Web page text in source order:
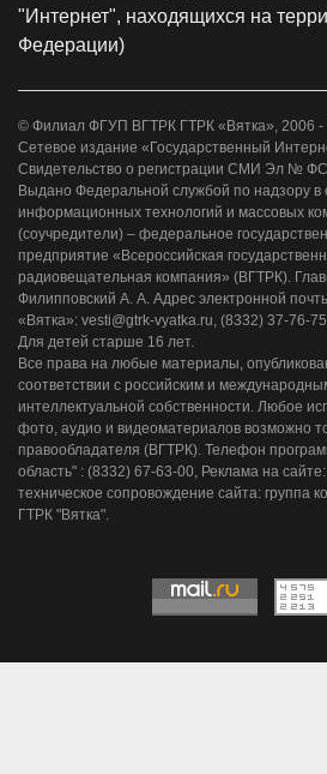
"Интернет", находящихся на
Федерации)
© Филиал ФГУП ВГТРК ГТРК «Вятка», 2006 -
Сетевое издание «Государственный
Свидетельство о регистрации СМИ Эл №
Выдано Федеральной службой по надзору в
информационных технологий и массовых
(соучредители) – федеральное
предприятие «Всероссийская
радиовещательная компания» (ВГТРК).
Филипповский А. А. Адрес электронной
«Вятка»: vesti@gtrk-vyatka.ru, (8332) 37-76-
Для детей старше 16 лет.
Все права на любые материалы,
соответствии с российским и
интеллектуальной собственности. Любое
фото, аудио и видеоматериалов возможно
правообладателя (ВГТРК). Телефон
область" : (8332) 67-63-00, Реклама на
техническое сопровождение сайта: группа
ГТРК "Вятка".